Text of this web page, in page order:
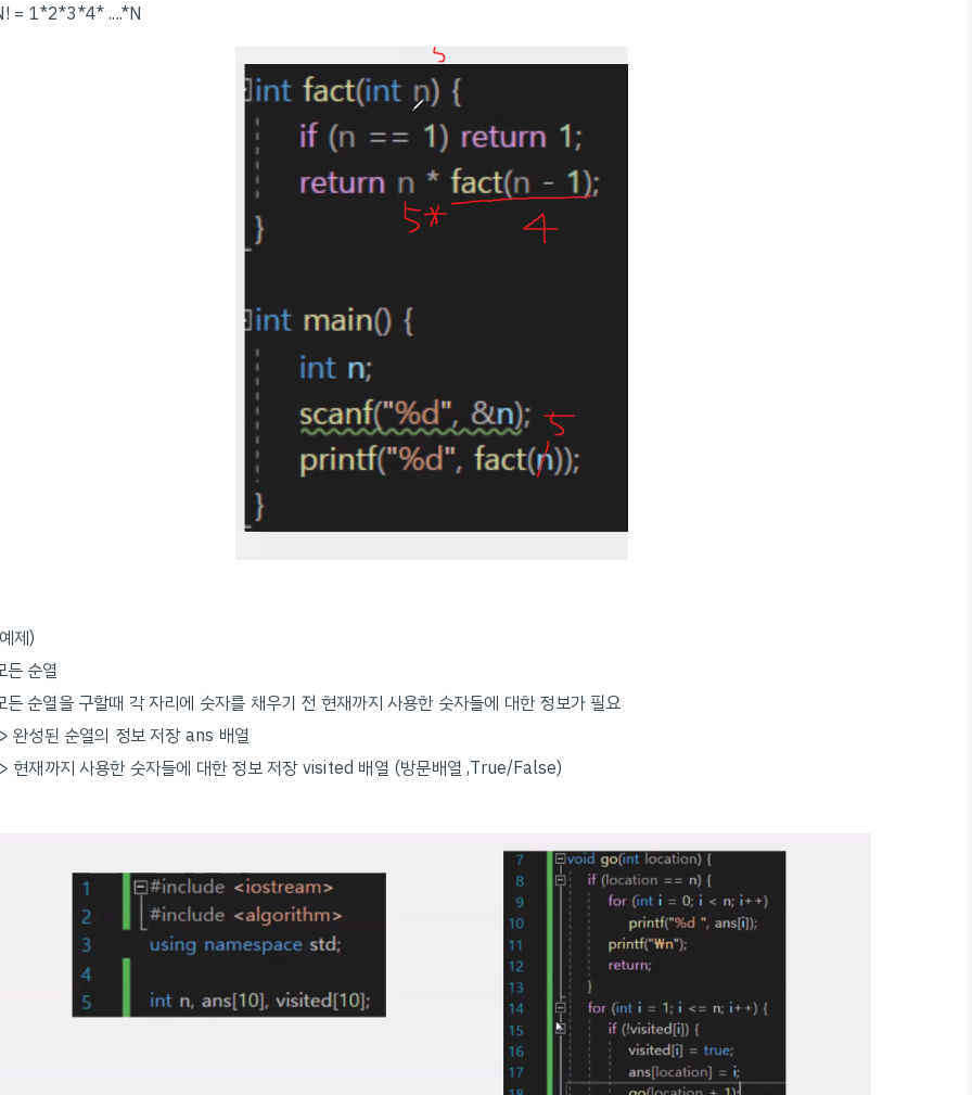
= 1*2*3*4* ....*N
제)
든 순열
든 순열을 구할때 각 자리에 숫자를 채우기 전 현재까지 사용한 숫자들에 대한 정보가 필요
완성된 순열의 정보 저장 ans 배열
현재까지 사용한 숫자들에 대한 정보 저장 visited 배열 (방문배열 ,True/False)